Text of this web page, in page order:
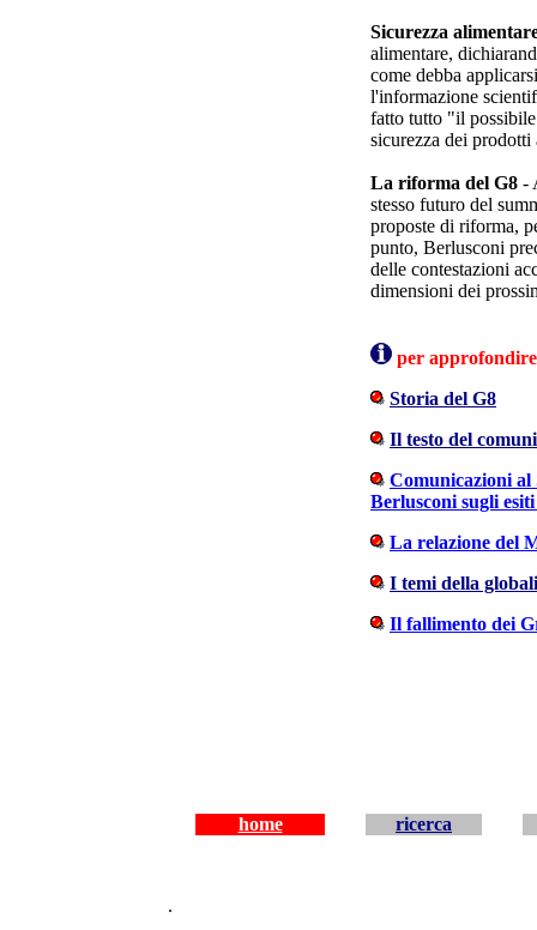
Sicurezza
alimentare,
come debba
l'informazione
fatto tutto "il
sicurezza dei
La riforma del G8 -
stesso futuro del
proposte di riforma,
punto, Berlusconi
delle contestazioni
dimensioni dei
per
Storia del G8
Il testo del
Comunicazioni al
Berlusconi sugli
La relazione del
I temi della
Il fallimento dei
home ricerca
.